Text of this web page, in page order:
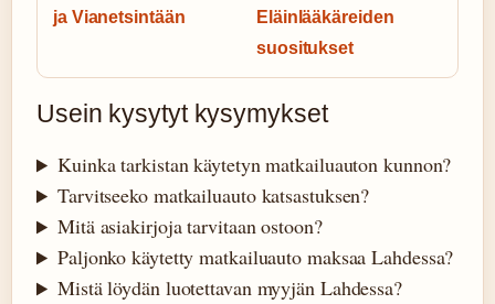
ja Vianetsintään
Eläinlääkäreiden
suositukset
Usein kysytyt kysymykset
Kuinka tarkistan käytetyn matkailuauton kunnon?
Tarvitseeko matkailuauto katsastuksen?
Mitä asiakirjoja tarvitaan ostoon?
Paljonko käytetty matkailuauto maksaa Lahdessa?
Mistä löydän luotettavan myyjän Lahdessa?